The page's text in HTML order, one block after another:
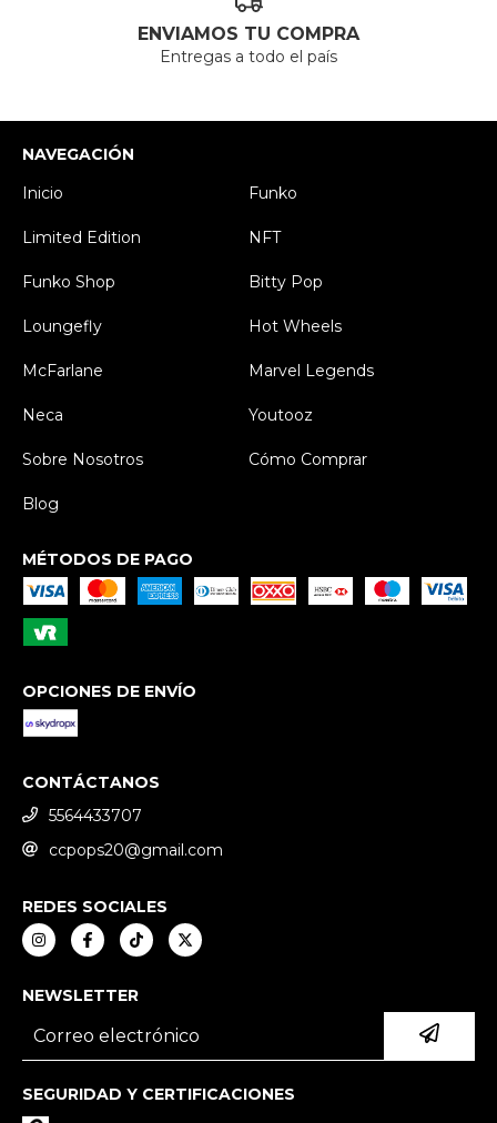
ENVIAMOS TU COMPRA
Entregas a todo el país
NAVEGACIÓN
Inicio
Funko
Limited Edition NFT
Funko Shop Bitty Pop
Loungefly Hot Wheels
McFarlane Marvel Legends
Neca Youtooz
Sobre Nosotros Cómo Comprar
Blog
MÉTODOS DE PAGO
OPCIONES DE ENVÍO
CONTÁCTANOS
5564433707
ccpops20@gmail.com
REDES SOCIALES
NEWSLETTER
SEGURIDAD Y CERTIFICACIONES